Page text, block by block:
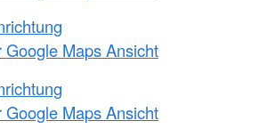
Google Maps Ansicht
Google Maps Ansicht